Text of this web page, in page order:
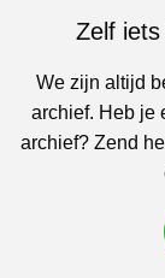
Zelf
We zijn altijd
archief. Heb je
archief? Zend